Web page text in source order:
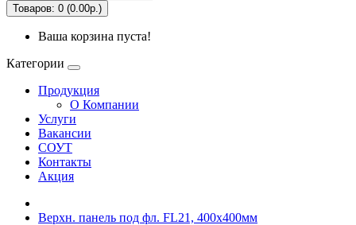
Товаров: 0 (0.00р.)
Ваша корзина пуста!
Категории
Продукция
О Компании
Услуги
Вакансии
СОУТ
Контакты
Акция
Верхн. панель под фл. FL21, 400x400мм